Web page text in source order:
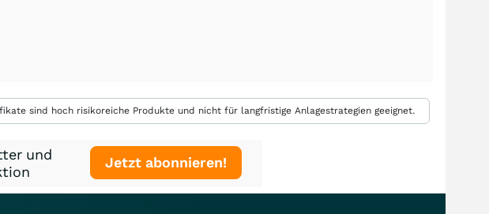
sind hoch risikoreiche Produkte und nicht für langfristige Anlagestrategien geeignet.
und
Jetzt abonnieren!